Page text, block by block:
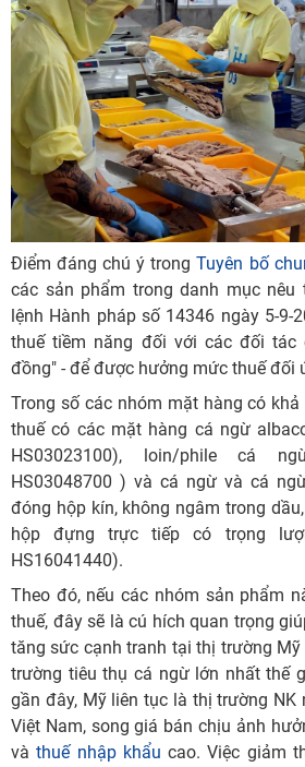
Điểm đáng chú ý trong Tuyên bố
các sản phẩm trong danh mục
lệnh Hành pháp số 14346 ngày 5-9-
thuế tiềm năng đối với các đối tác
đồng" - để được hưởng mức thuế đối
Trong số các nhóm mặt hàng có
thuế có các mặt hàng cá ngừ
HS03023100), loin/phile cá
HS03048700 ) và cá ngừ và cá
đóng hộp kín, không ngâm trong
hộp đựng trực tiếp có trọng
HS16041440).
Theo đó, nếu các nhóm sản phẩm
thuế, đây sẽ là cú hích quan trọng
tăng sức cạnh tranh tại thị trường
trường tiêu thụ cá ngừ lớn nhất thế
gần đây, Mỹ liên tục là thị trường NK
Việt Nam, song giá bán chịu ảnh
vàthuế nhập khẩu cao. Việc giảm